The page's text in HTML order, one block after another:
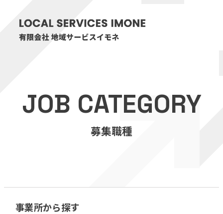
医療・介護事業
訪問看護リハビリステーション癒々
福祉用具プランナー癒々
JOB CATEGORY
募集職種
事業所から探す